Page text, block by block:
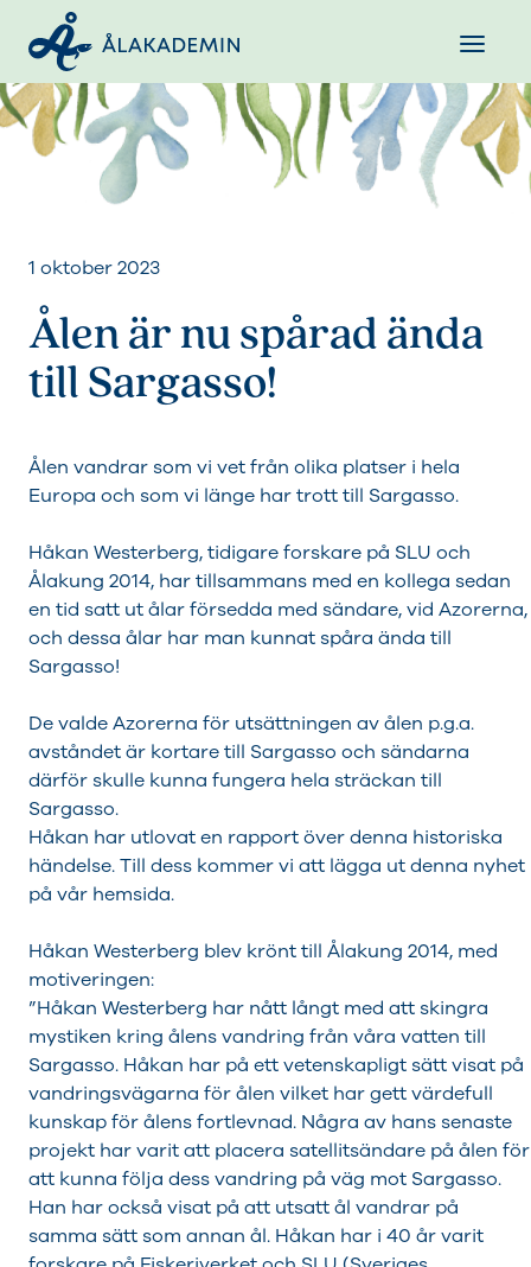
1 oktober 2023
Ålen är nu spårad ända
till Sargasso!
Ålen vandrar som vi vet från olika platser i hela
Europa och som vi länge har trott till Sargasso.
Håkan Westerberg, tidigare forskare på SLU och
Ålakung 2014, har tillsammans med en kollega sedan
en tid satt ut ålar försedda med sändare, vid Azorerna,
och dessa ålar har man kunnat spåra ända till
Sargasso!
De valde Azorerna för utsättningen av ålen p.g.a.
avståndet är kortare till Sargasso och sändarna
därför skulle kunna fungera hela sträckan till
Sargasso.
Håkan har utlovat en rapport över denna historiska
händelse. Till dess kommer vi att lägga ut denna nyhet
på vår hemsida.
Håkan Westerberg blev krönt till Ålakung 2014, med
motiveringen:
”Håkan Westerberg har nått långt med att skingra
mystiken kring ålens vandring från våra vatten till
Sargasso. Håkan har på ett vetenskapligt sätt visat på
vandringsvägarna för ålen vilket har gett värdefull
kunskap för ålens fortlevnad. Några av hans senaste
projekt har varit att placera satellitsändare på ålen för
att kunna följa dess vandring på väg mot Sargasso.
Han har också visat på att utsatt ål vandrar på
samma sätt som annan ål. Håkan har i 40 år varit